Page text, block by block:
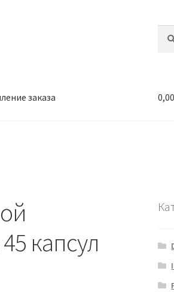
заказа 0,00
капсул